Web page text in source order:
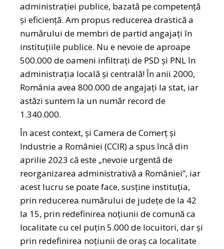
administrației publice, bazată pe competență
și eficiență. Am propus reducerea drastică a
numărului de membri de partid angajați în
instituțiile publice. Nu e nevoie de aproape
500.000 de oameni infiltrați de PSD și PNL în
administrația locală și centrală! În anii 2000,
România avea 800.000 de angajați la stat, iar
astăzi suntem la un număr record de
1.340.000.
În acest context, și Camera de Comerţ şi
Industrie a României (CCIR) a spus încă din
aprilie 2023 că este „nevoie urgentă de
reorganizarea administrativă a României”, iar
acest lucru se poate face, susține instituția,
prin reducerea numărului de județe de la 42
la 15, prin redefinirea noţiunii de comună ca
localitate cu cel puţin 5.000 de locuitori, dar și
prin redefinirea noțiunii de oraș ca localitate